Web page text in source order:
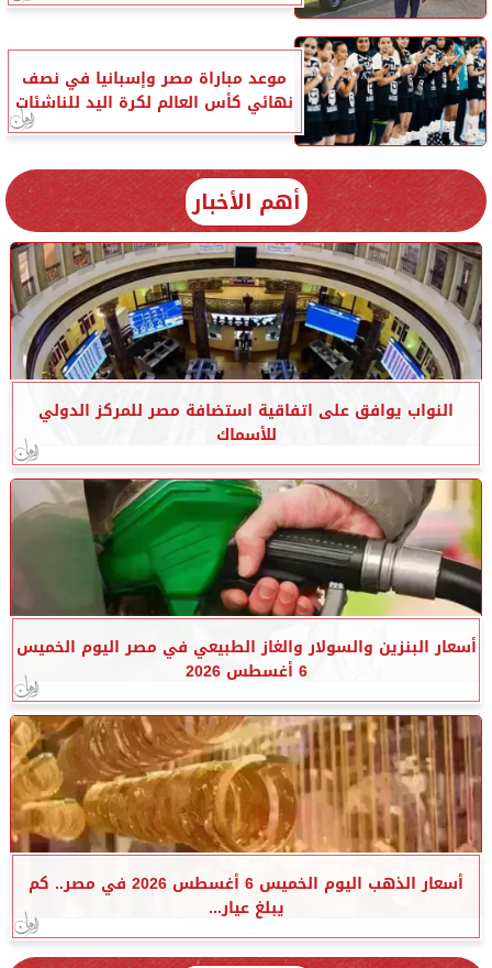
موعد مباراة مصر وإسبانيا في نصف
نهائي كأس العالم لكرة اليد للناشئات
أهم الأخبار
النواب يوافق على اتفاقية استضافة مصر للمركز الدولي
للأسماك
أسعار البنزين والسولار والغاز الطبيعي في مصر اليوم الخميس
6 أغسطس 2026
أسعار الذهب اليوم الخميس 6 أغسطس 2026 في مصر.. كم
يبلغ عيار...